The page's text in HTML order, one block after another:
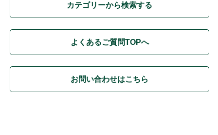
カテゴリーから検索する
よくあるご質問TOPへ
お問い合わせはこちら